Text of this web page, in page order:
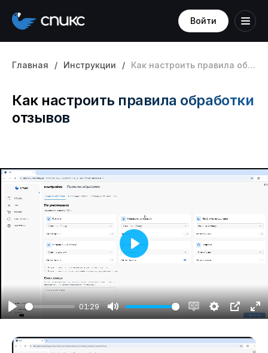
Войти
Главная / Инструкции / Как настроить правила обработки отзывов
Как настроить правила обработки
отзывов
Play
01:29
Mute
Enable
captions
Settings
PIP
Play